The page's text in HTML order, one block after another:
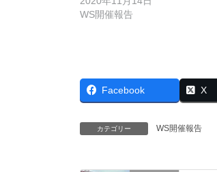
WS開催報告
Facebook X
カテゴリー WS開催報告